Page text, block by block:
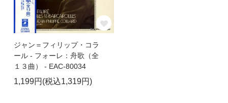
ジャン＝フィリップ・コラ
ール - フォーレ：舟歌（全
１３曲） - EAC-80034
1,199円(税込1,319円)